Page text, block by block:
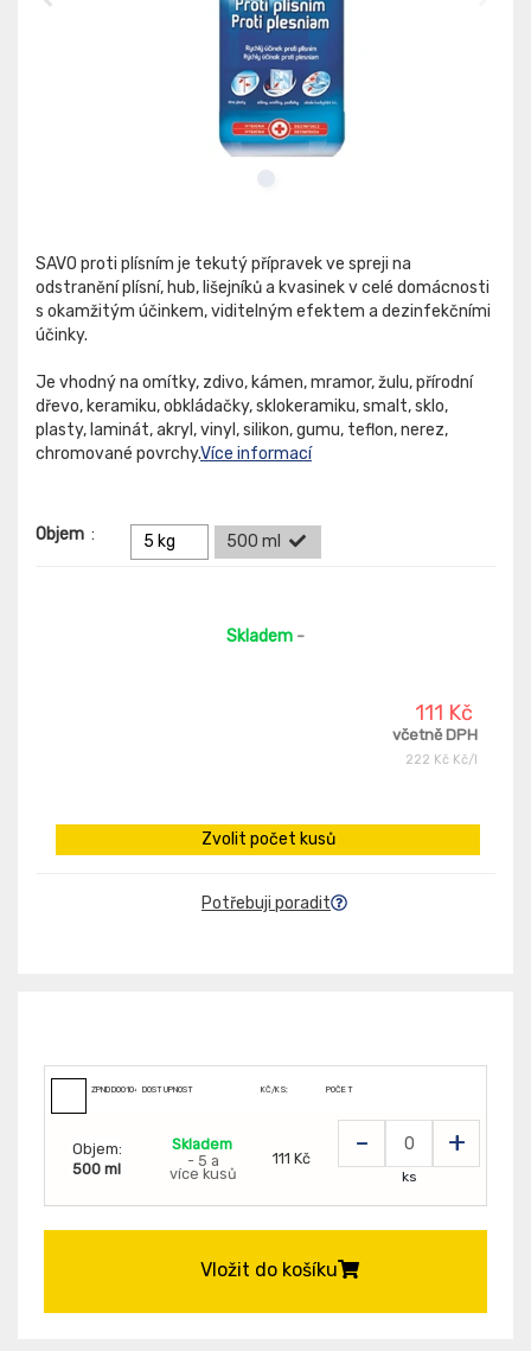
SAVO proti plísním je tekutý přípravek ve spreji na
odstranění plísní, hub, lišejníků a kvasinek v celé domácnosti
s okamžitým účinkem, viditelným efektem a dezinfekčními
účinky.
Je vhodný na omítky, zdivo, kámen, mramor, žulu, přírodní
dřevo, keramiku, obkládačky, sklokeramiku, smalt, sklo,
plasty, laminát, akryl, vinyl, silikon, gumu, teflon, nerez,
chromované povrchy.Více informací
Objem : 5 kg 500 ml
Skladem -
111 Kč
včetně DPH
222 Kč Kč/l
Zvolit počet kusů
Potřebuji poradit
ZPNDD0010430906DOSTUPNOST KČ/KS: POČET
Objem:
500 ml
Skladem
- 5 a
více kusů
111 Kč - +
ks
Vložit do košíku